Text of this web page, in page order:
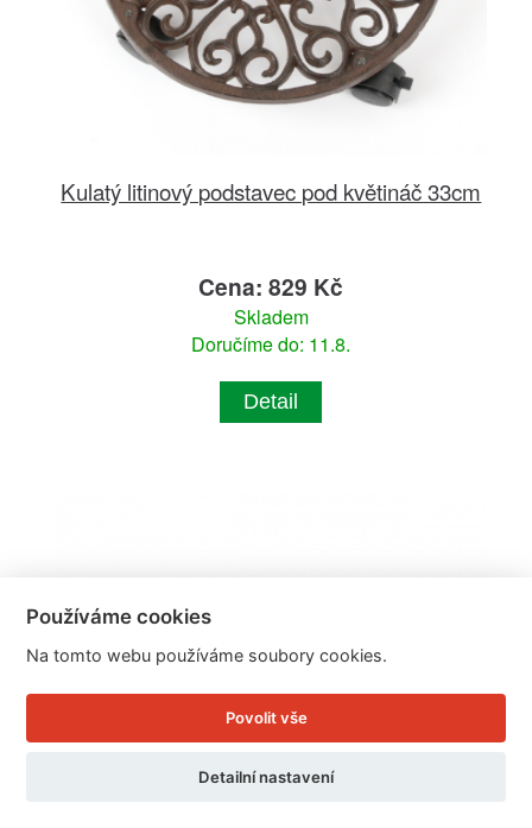
Kulatý litinový podstavec pod květináč 33cm
Cena: 829 Kč
Skladem
Doručíme do: 11.8.
Detail
Používáme cookies
Na tomto webu používáme soubory cookies.
Povolit vše
Detailní nastavení